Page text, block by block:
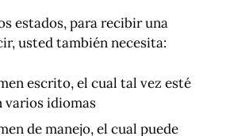
estados, para recibir una
usted también necesita:
escrito, el cual tal vez esté
varios idiomas
de manejo, el cual puede